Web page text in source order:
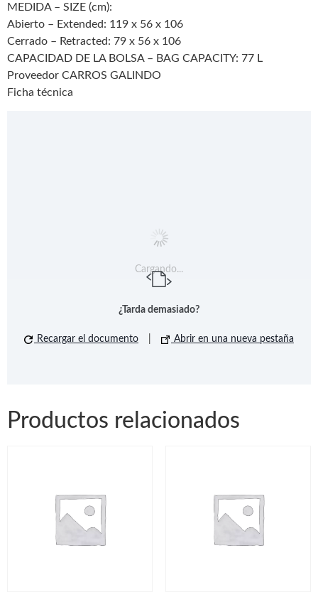
MEDIDA – SIZE (cm):
Abierto – Extended: 119 x 56 x 106
Cerrado – Retracted: 79 x 56 x 106
CAPACIDAD DE LA BOLSA – BAG CAPACITY: 77 L
Proveedor CARROS GALINDO
Ficha técnica
Cargando...
¿Tarda demasiado?
Recargar el documento Abrir en una nueva pestaña
Productos relacionados